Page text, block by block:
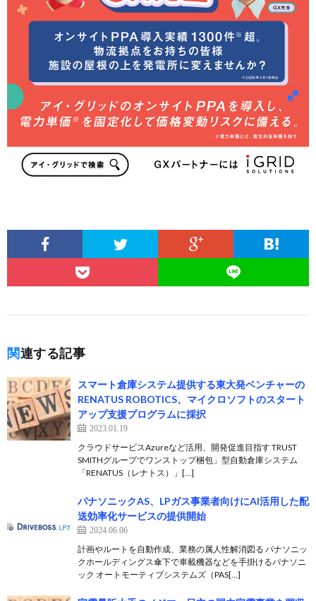
関連する記事
スマート倉庫システム提供する東大発ベンチャーの
RENATUS ROBOTICS、マイクロソフトのスタート
アップ支援プログラムに採択
2023.01.19
クラウドサービスAzureなど活用、開発促進目指す TRUST
SMITHグループでワンストップ梱包」型自動倉庫システム
「RENATUS（レナトス）」[…]
パナソニックAS、LPガス事業者向けにAI活用した配
送効率化サービスの提供開始
2024.06.06
計画やルートを自動作成、業務の属人性解消図る パナソニッ
クホールディングス傘下で車載機器などを手掛けるパナソニ
ック オートモーティブシステムズ（PAS[…]